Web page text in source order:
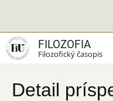
hlavný
obsah
FILOZOFIA
Filozofický časopis
Detail